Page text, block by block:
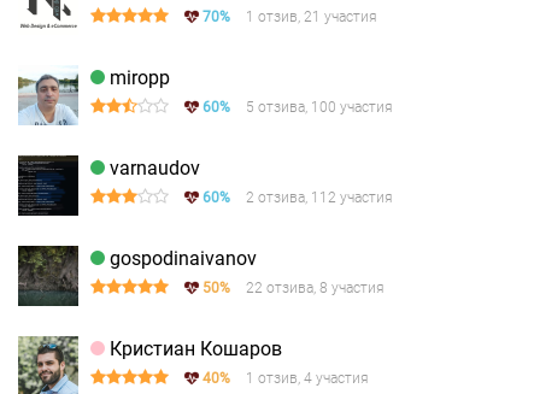
70% 1 отзив, 21 участия
miropp
60% 5 отзива, 100 участия
varnaudov
60% 2 отзива, 112 участия
gospodinaivanov
50% 22 отзива, 8 участия
Кристиан Кошаров
40% 1 отзив, 4 участия